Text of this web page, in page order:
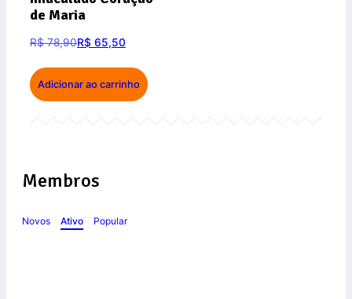
de Maria
R$78,90R$ 65,50
Adicionar ao carrinho
Membros
Novos Ativo Popular